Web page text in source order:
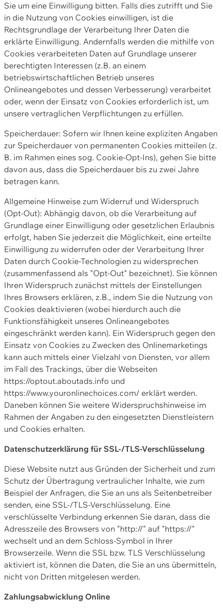
Sie um eine Einwilligung bitten. Falls dies zutrifft und Sie
in die Nutzung von Cookies einwilligen, ist die
Rechtsgrundlage der Verarbeitung Ihrer Daten die
erklärte Einwilligung. Andernfalls werden die mithilfe von
Cookies verarbeiteten Daten auf Grundlage unserer
berechtigten Interessen (z.B. an einem
betriebswirtschaftlichen Betrieb unseres
Onlineangebotes und dessen Verbesserung) verarbeitet
oder, wenn der Einsatz von Cookies erforderlich ist, um
unsere vertraglichen Verpflichtungen zu erfüllen.
Speicherdauer: Sofern wir Ihnen keine expliziten Angaben
zur Speicherdauer von permanenten Cookies mitteilen (z.
B. im Rahmen eines sog. Cookie-Opt-Ins), gehen Sie bitte
davon aus, dass die Speicherdauer bis zu zwei Jahre
betragen kann.
Allgemeine Hinweise zum Widerruf und Widerspruch
(Opt-Out): Abhängig davon, ob die Verarbeitung auf
Grundlage einer Einwilligung oder gesetzlichen Erlaubnis
erfolgt, haben Sie jederzeit die Möglichkeit, eine erteilte
Einwilligung zu widerrufen oder der Verarbeitung Ihrer
Daten durch Cookie-Technologien zu widersprechen
(zusammenfassend als "Opt-Out" bezeichnet). Sie können
Ihren Widerspruch zunächst mittels der Einstellungen
Ihres Browsers erklären, z.B., indem Sie die Nutzung von
Cookies deaktivieren (wobei hierdurch auch die
Funktionsfähigkeit unseres Onlineangebotes
eingeschränkt werden kann). Ein Widerspruch gegen den
Einsatz von Cookies zu Zwecken des Onlinemarketings
kann auch mittels einer Vielzahl von Diensten, vor allem
im Fall des Trackings, über die Webseiten
https://optout.aboutads.info und
https://www.youronlinechoices.com/ erklärt werden.
Daneben können Sie weitere Widerspruchshinweise im
Rahmen der Angaben zu den eingesetzten Dienstleistern
und Cookies erhalten.
Datenschutzerklärung für SSL-/TLS-Verschlüsselung
Diese Website nutzt aus Gründen der Sicherheit und zum
Schutz der Übertragung vertraulicher Inhalte, wie zum
Beispiel der Anfragen, die Sie an uns als Seitenbetreiber
senden, eine SSL-/TLS-Verschlüsselung. Eine
verschlüsselte Verbindung erkennen Sie daran, dass die
Adresszeile des Browsers von "http://" auf "https://"
wechselt und an dem Schloss-Symbol in Ihrer
Browserzeile. Wenn die SSL bzw. TLS Verschlüsselung
aktiviert ist, können die Daten, die Sie an uns übermitteln,
nicht von Dritten mitgelesen werden.
Zahlungsabwicklung Online